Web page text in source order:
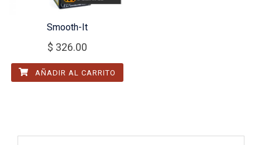
Smooth-It
$ 326.00
AÑADIR AL CARRITO